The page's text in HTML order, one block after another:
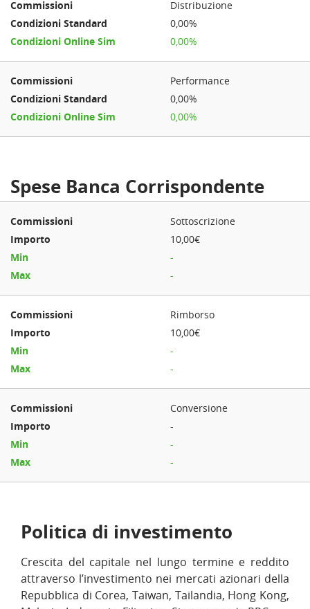
Distribuzione
0,00%
0,00%
Performance
0,00%
0,00%
Spese Banca Corrispondente
Sottoscrizione
10,00€
-
-
Rimborso
10,00€
-
-
Conversione
-
-
-
Politica di investimento
Crescita del capitale nel lungo termine e reddito
attraverso l’investimento nei mercati azionari della
Repubblica di Corea, Taiwan, Tailandia, Hong Kong,